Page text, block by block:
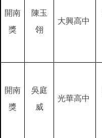
開南
獎
陳玉
翎
大興高中
開南
獎
吳庭
威
光華高中